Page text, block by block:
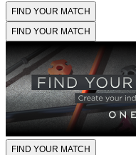
FIND YOUR MATCH
FIND YOUR MATCH
FIND YOUR MATCH